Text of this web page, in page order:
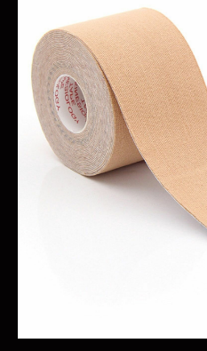
ГЛАВНАЯ
КАТАЛОГ ТОВАРОВ
УСЛУГИ
ОПЛАТА И ДОСТАВКА
СОТРУДНИЧЕСТВО